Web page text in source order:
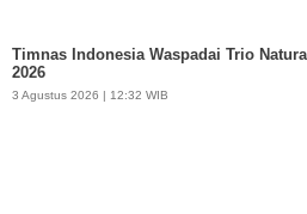
Timnas Indonesia Waspadai Trio
2026
3 Agustus 2026 | 12:32 WIB